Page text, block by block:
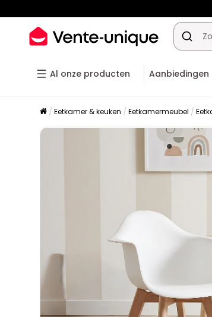
Al onze producten Aanbiedingen
Eetkamer & keuken Eetkamermeubel